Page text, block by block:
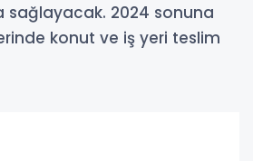
sağlayacak. 2024 sonuna
konut ve iş yeri teslim